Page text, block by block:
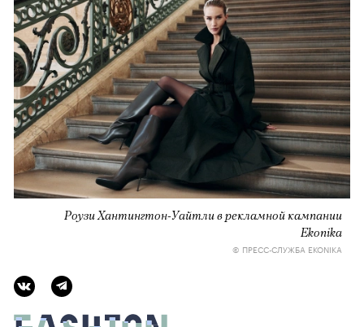
Роузи Хантингтон-Уайтли в рекламной кампании
Ekonika
© ПРЕСС-СЛУЖБА EKONIKA